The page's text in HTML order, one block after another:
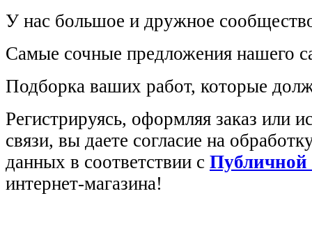
У нас большое и дружное
Самые сочные предложения нашего
Подборка ваших работ, которые
Регистрируясь, оформляя заказ или
связи, вы даете согласие на
данных в соответствии с Публичной
интернет-магазина!